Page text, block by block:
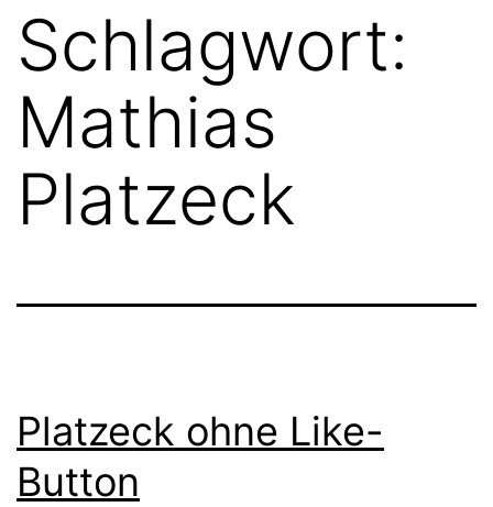
Schlagwort:
Mathias
Platzeck
Platzeck ohne Like-
Button